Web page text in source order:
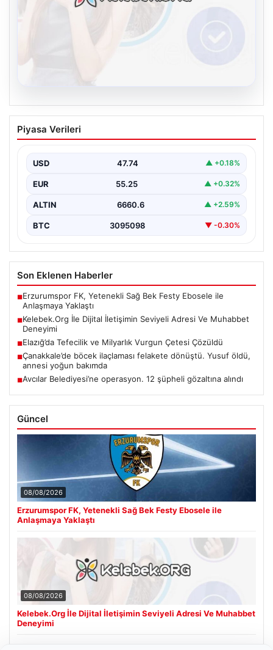
Kelebek.Org İle Dijital İletişimin Seviyeli
Adresi Ve Muhabbet Deneyimi
sağlaması kritik bir önem barındırmaktadır. Halen
birçok…
Piyasa Verileri
USD 47.74 ▲ +0.18%
EUR 55.25 ▲ +0.32%
ALTIN 6660.6 ▲ +2.59%
BTC 3095098 ▼ -0.30%
Son Eklenen Haberler
■Erzurumspor FK, Yetenekli Sağ Bek Festy Ebosele ile
Anlaşmaya Yaklaştı
■Kelebek.Org İle Dijital İletişimin Seviyeli Adresi Ve Muhabbet
Deneyimi
■Elazığ’da Tefecilik ve Milyarlık Vurgun Çetesi Çözüldü
■Çanakkale’de böcek ilaçlaması felakete dönüştü. Yusuf öldü,
annesi yoğun bakımda
■Avcılar Belediyesi’ne operasyon. 12 şüpheli gözaltına alındı
Güncel
08/08/2026
Erzurumspor FK, Yetenekli Sağ Bek Festy Ebosele ile
Anlaşmaya Yaklaştı
08/08/2026
Kelebek.Org İle Dijital İletişimin Seviyeli Adresi Ve Muhabbet
Deneyimi